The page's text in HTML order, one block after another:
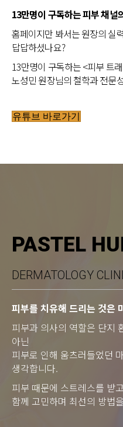
13만명이 구독하는 피부 채널
홈페이지만 봐서는 원장의 실
답답하셨나요?
13만명이 구독하는 <피부 트
노성민 원장님의 철학과 전문
유튜브 바로가기
PASTEL
DERMATOLOGY
피부를 치유해 드리는 것은
피부과 의사의 역할은 단지
아닌
피부로 인해 움츠러들었던
생각합니다.
피부 때문에 스트레스를 받
함께 고민하며 최선의 방법